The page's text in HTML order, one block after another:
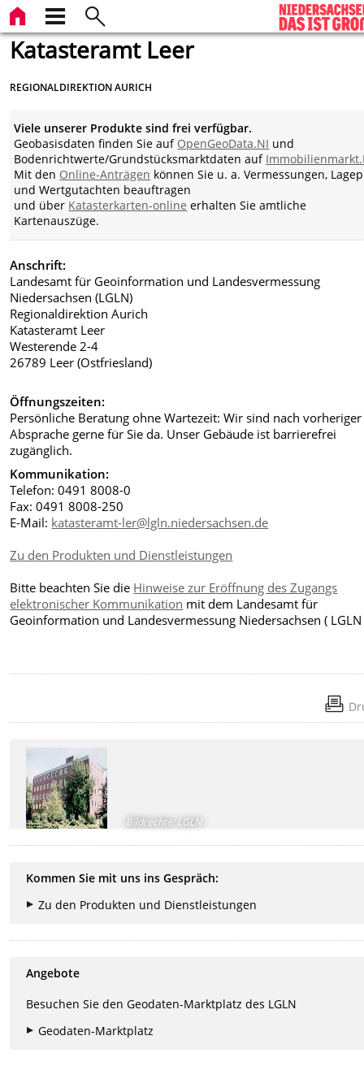
Katasteramt Leer
REGIONALDIREKTION AURICH
Viele unserer Produkte sind frei verfügbar.
Geobasisdaten finden Sie auf OpenGeoData.NI und
Bodenrichtwerte/Grundstücksmarktdaten auf
Mit den Online-Anträgen können Sie u. a. Vermessungen,
und Wertgutachten beauftragen
und über Katasterkarten-online erhalten Sie amtliche
Kartenauszüge.
Anschrift:
Landesamt für Geoinformation und Landesvermessung
Niedersachsen (LGLN)
Regionaldirektion Aurich
Katasteramt Leer
Westerende 2-4
26789 Leer (Ostfriesland)
Öffnungszeiten:
Persönliche Beratung ohne Wartezeit: Wir sind nach vorheriger
Absprache gerne für Sie da. Unser Gebäude ist barrierefrei
zugänglich.
Kommunikation:
Telefon: 0491 8008-0
Fax: 0491 8008-250
E-Mail: katasteramt-ler@lgln.niedersachsen.de
Zu den Produkten und Dienstleistungen
Bitte beachten Sie die Hinweise zur Eröffnung des Zugangs
elektronischer Kommunikation mit dem Landesamt für
Geoinformation und Landesvermessung Niedersachsen ( LGLN
Bildrechte: LGLN
Kommen Sie mit uns ins Gespräch:
Zu den Produkten und Dienstleistungen
Angebote
Besuchen Sie den Geodaten-Marktplatz des LGLN
Geodaten-Marktplatz